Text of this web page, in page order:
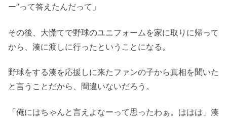
ー”って答えたんだって」
その後、大慌てで野球のユニフォームを家に取りに帰って
から、湊に渡しに行ったということになる。
野球をする湊を応援しに来たファンの子から真相を聞いた
と言うことだから、間違いないだろう。
「俺にはちゃんと言えよなーって思ったわぁ。ははは」湊